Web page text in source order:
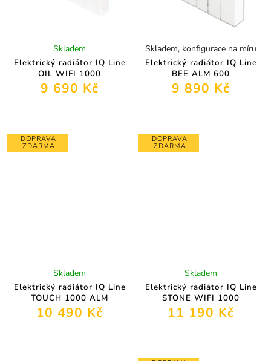
Elektrický radiátor IQ Line
OIL WIFI 1000
Skladem
9 690 Kč
Elektrický radiátor IQ Line
BEE ALM 600
Skladem, konfigurace na míru
9 890 Kč
DOPRAVA
ZDARMA
Elektrický radiátor IQ Line
TOUCH 1000 ALM
Skladem
10 490 Kč
DOPRAVA
ZDARMA
Elektrický radiátor IQ Line
STONE WIFI 1000
Skladem
11 190 Kč